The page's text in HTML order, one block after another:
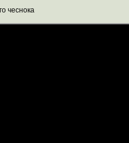
чеснока